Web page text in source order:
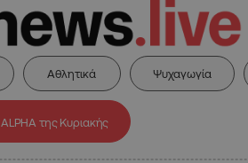
Αθλητικά Ψυχαγωγία
ALPHA της Κυριακής